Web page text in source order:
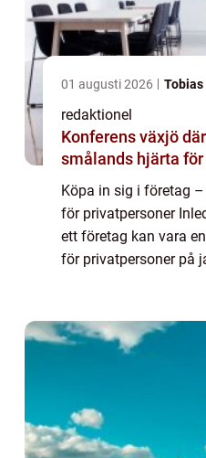
01 augusti 2026
redaktionel
Konferens växjö därför väljer allt fler
smålands hjärta
Köpa in sig i företag
för privatpersoner
ett företag kan vara
för privatpersoner på